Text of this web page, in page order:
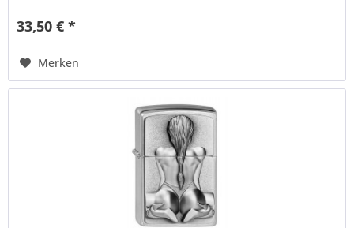
33,50 € *
Merken